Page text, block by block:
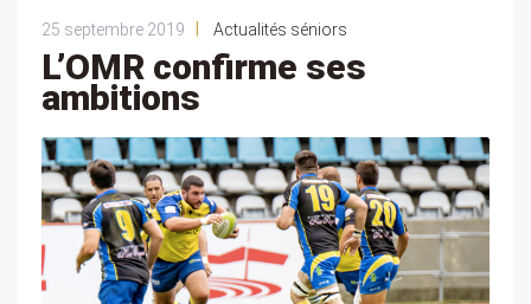
25 septembre 2019 Actualités séniors
L’OMR confirme ses
ambitions